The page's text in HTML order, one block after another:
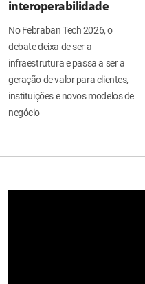
interoperabilidade
No Febraban Tech 2026, o
debate deixa de ser a
infraestrutura e passa a ser a
geração de valor para clientes,
instituições e novos modelos de
negócio